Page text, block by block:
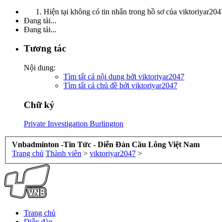
Hiện tại không có tin nhắn trong hồ sơ của
Đang tải...
Đang tải...
Tương tác
Nội dung:
Tìm tất cả nội dung bởi viktoriyar2047
Tìm tất cả chủ đề bởi viktoriyar2047
Chữ ký
Private Investigation Burlington
Vnbadminton -Tin Tức - Diễn Đàn Cầu Lông Việt Nam
Trang chủ Thành viên > viktoriyar2047 >
Trang chủ